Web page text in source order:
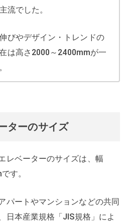
流でした。
びやデザイン・トレンドの
は高さ2000～2400mmが一
ターのサイズ
レベーターのサイズは、幅
す。
パートやマンションなどの共同
日本産業規格「JIS規格」によ